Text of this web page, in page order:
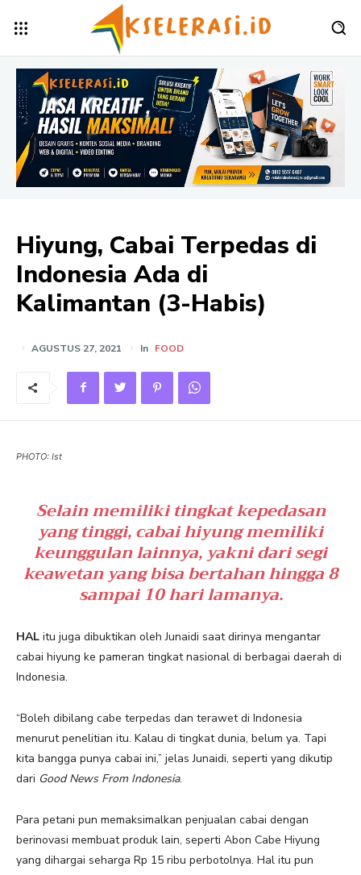
Hiyung, Cabai Terpedas di
Indonesia Ada di
Kalimantan (3-Habis)
AGUSTUS 27, 2021 In FOOD
PHOTO: Ist
Selain memiliki tingkat kepedasan
yang tinggi, cabai hiyung memiliki
keunggulan lainnya, yakni dari segi
keawetan yang bisa bertahan hingga 8
sampai 10 hari lamanya.
HAL itu juga dibuktikan oleh Junaidi saat dirinya mengantar
cabai hiyung ke pameran tingkat nasional di berbagai daerah di
Indonesia.
“Boleh dibilang cabe terpedas dan terawet di Indonesia
menurut penelitian itu. Kalau di tingkat dunia, belum ya. Tapi
kita bangga punya cabai ini,” jelas Junaidi, seperti yang dikutip
dari Good News From Indonesia.
Para petani pun memaksimalkan penjualan cabai dengan
berinovasi membuat produk lain, seperti Abon Cabe Hiyung
yang dihargai seharga Rp 15 ribu perbotolnya. Hal itu pun